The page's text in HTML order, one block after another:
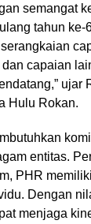
semangat
tahun ke-
capaian
ujar
Hulu Rokan.
entitas.
PHR
Dengan
menjaga